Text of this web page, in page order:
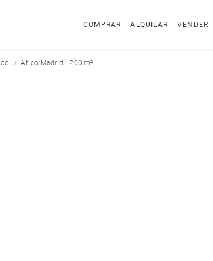
COMPRAR ALQUILAR VENDER
Ático Madrid - 200 m²